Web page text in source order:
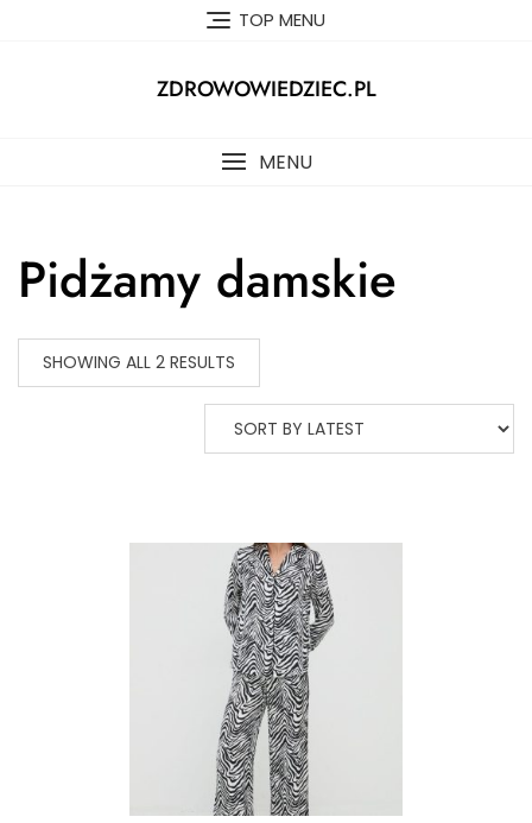
TOP MENU
ZDROWOWIEDZIEC.PL
MENU
Pidżamy damskie
SHOWING ALL 2 RESULTS